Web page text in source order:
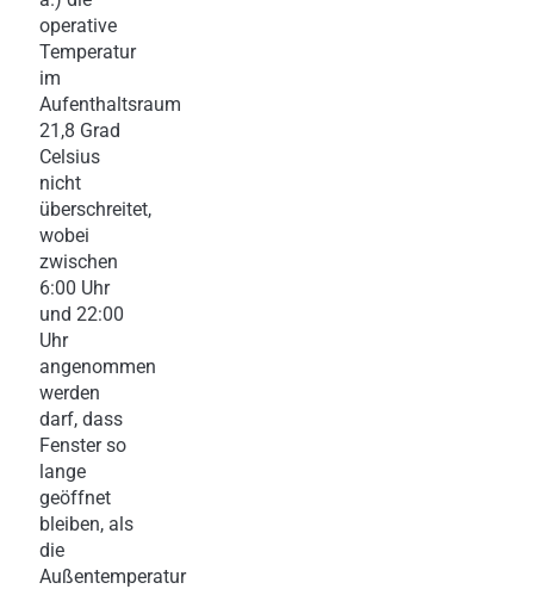
operative
Temperatur
im
Aufenthaltsraum
21,8 Grad
Celsius
nicht
überschreitet,
wobei
zwischen
6:00 Uhr
und 22:00
Uhr
angenommen
werden
darf, dass
Fenster so
lange
geöffnet
bleiben, als
die
Außentemperatur